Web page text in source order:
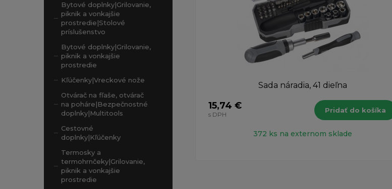
Bytové doplnky|Grilovanie,
piknik a vonkajšie
prostredie|Stolové
príslušenstvo
Bytové doplnky|Grilovanie,
piknik a vonkajšie
prostredie
Kľúčenky|Vreckové nože
Otvárač na fľaše, otvárač
na poháre|Bezpečnostné
doplnky|Multitools
Cestovné
doplnky|Kľúčenky
Termosky a
termohrnčeky|Grilovanie,
piknik a vonkajšie
prostredie
Sada náradia, 41 dieľna
15,74 €
s DPH
Pridať do košíka
372 ks na externom sklade